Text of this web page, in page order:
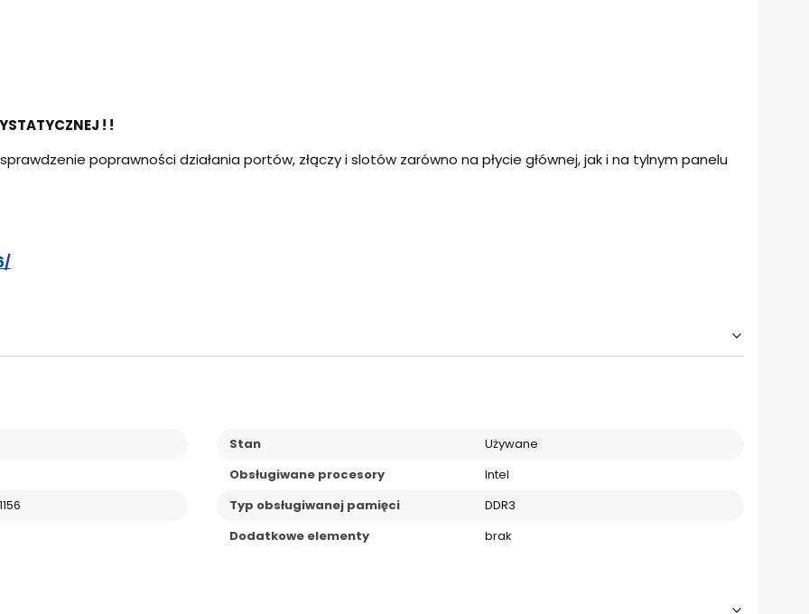
! !
poprawności działania portów, złączy i slotów zarówno na płycie głównej, jak i na tylnym panelu
Stan
Używane
Obsługiwane procesory
Intel
Typ obsługiwanej pamięci
DDR3
Dodatkowe elementy
brak